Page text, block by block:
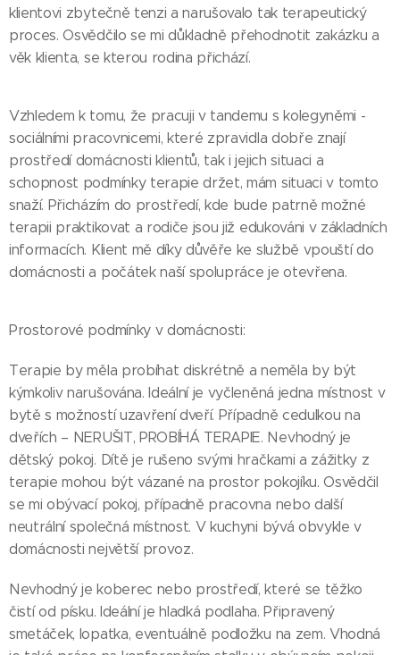
klientovi zbytečně tenzi a narušovalo tak terapeutický
proces. Osvědčilo se mi důkladně přehodnotit zakázku a
věk klienta, se kterou rodina přichází.
Vzhledem k tomu, že pracuji v tandemu s kolegyněmi -
sociálními pracovnicemi, které zpravidla dobře znají
prostředí domácnosti klientů, tak i jejich situaci a
schopnost podmínky terapie držet, mám situaci v tomto
snaží. Přicházím do prostředí, kde bude patrně možné
terapii praktikovat a rodiče jsou již edukováni v základních
informacích. Klient mě díky důvěře ke službě vpouští do
domácnosti a počátek naší spolupráce je otevřena.
Prostorové podmínky v domácnosti:
Terapie by měla probíhat diskrétně a neměla by být
kýmkoliv narušována. Ideální je vyčleněná jedna místnost v
bytě s možností uzavření dveří. Případně cedulkou na
dveřích – NERUŠIT, PROBÍHÁ TERAPIE. Nevhodný je
dětský pokoj. Dítě je rušeno svými hračkami a zážitky z
terapie mohou být vázané na prostor pokojíku. Osvědčil
se mi obývací pokoj, případně pracovna nebo další
neutrální společná místnost. V kuchyni bývá obvykle v
domácnosti největší provoz.
Nevhodný je koberec nebo prostředí, které se těžko
čistí od písku. Ideální je hladká podlaha. Připravený
smetáček, lopatka, eventuálně podložku na zem. Vhodná